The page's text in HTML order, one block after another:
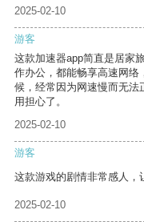
2025-02-10
游客
这款加速器app简直是居家
作办公，都能畅享高速网络
候，经常因为网速慢而无法
用担心了。
2025-02-10
游客
这款游戏的剧情非常感人，
2025-02-10